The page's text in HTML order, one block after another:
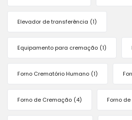
Elevador de transferência (1)
Equipamento para cremação (1)
Forno Crematório Humano (1)
Forno de Cremação (4) Forno